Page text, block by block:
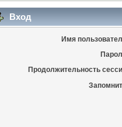
Вход
Имя
Продолжительность